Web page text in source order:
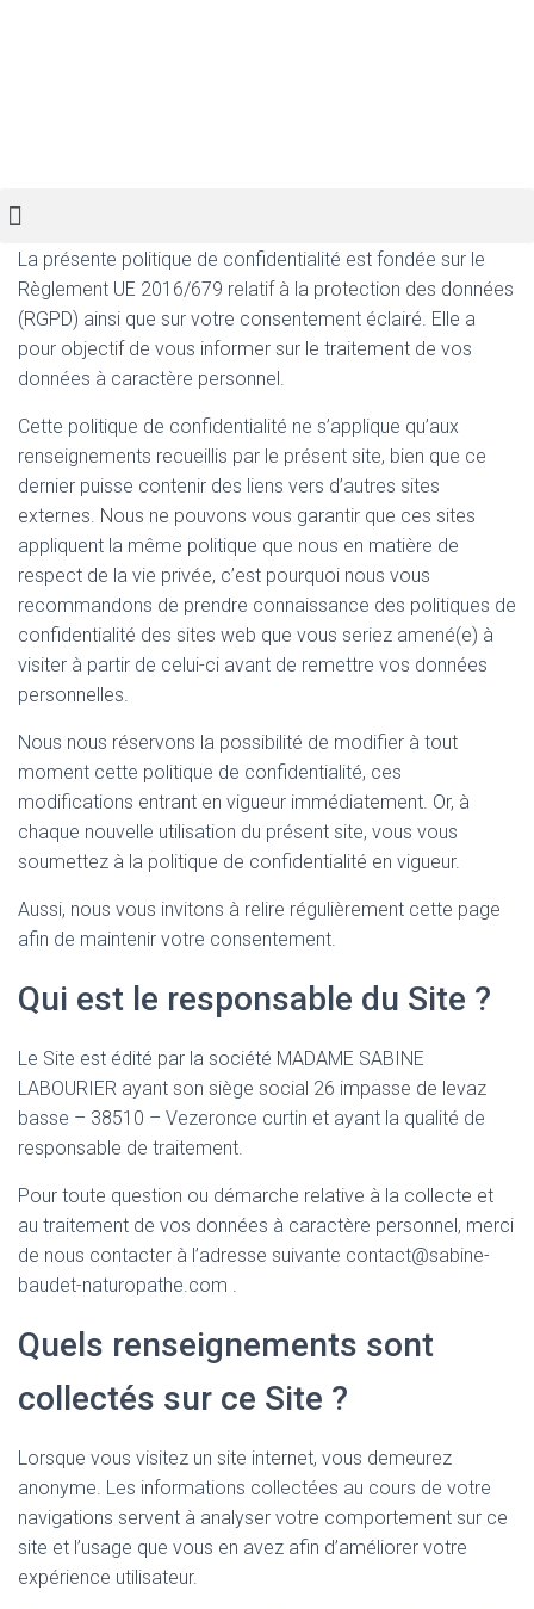
La présente politique de confidentialité est fondée sur le
Règlement UE 2016/679 relatif à la protection des données
(RGPD) ainsi que sur votre consentement éclairé. Elle a
pour objectif de vous informer sur le traitement de vos
données à caractère personnel.
Cette politique de confidentialité ne s’applique qu’aux
renseignements recueillis par le présent site, bien que ce
dernier puisse contenir des liens vers d’autres sites
externes. Nous ne pouvons vous garantir que ces sites
appliquent la même politique que nous en matière de
respect de la vie privée, c’est pourquoi nous vous
recommandons de prendre connaissance des politiques de
confidentialité des sites web que vous seriez amené(e) à
visiter à partir de celui-ci avant de remettre vos données
personnelles.
Nous nous réservons la possibilité de modifier à tout
moment cette politique de confidentialité, ces
modifications entrant en vigueur immédiatement. Or, à
chaque nouvelle utilisation du présent site, vous vous
soumettez à la politique de confidentialité en vigueur.
Aussi, nous vous invitons à relire régulièrement cette page
afin de maintenir votre consentement.
Qui est le responsable du Site ?
Le Site est édité par la société MADAME SABINE
LABOURIER ayant son siège social 26 impasse de levaz
basse – 38510 – Vezeronce curtin et ayant la qualité de
responsable de traitement.
Pour toute question ou démarche relative à la collecte et
au traitement de vos données à caractère personnel, merci
de nous contacter à l’adresse suivante contact@sabine-
baudet-naturopathe.com .
Quels renseignements sont
collectés sur ce Site ?
Lorsque vous visitez un site internet, vous demeurez
anonyme. Les informations collectées au cours de votre
navigations servent à analyser votre comportement sur ce
site et l’usage que vous en avez afin d’améliorer votre
expérience utilisateur.